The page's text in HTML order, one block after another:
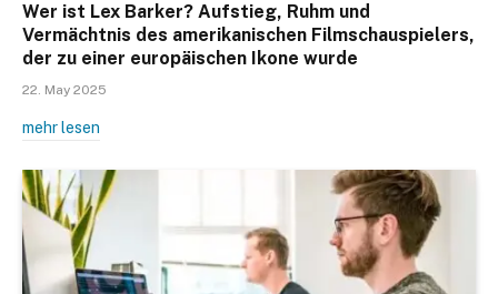
Wer ist Lex Barker? Aufstieg, Ruhm und
Vermächtnis des amerikanischen Filmschauspielers,
der zu einer europäischen Ikone wurde
22. May 2025
mehr lesen